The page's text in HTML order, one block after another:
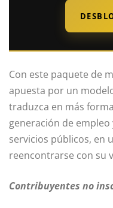
Con este paquete de
apuesta por un
traduzca en más
generación de
servicios públicos, en
reencontrarse con su
Contribuyentes no